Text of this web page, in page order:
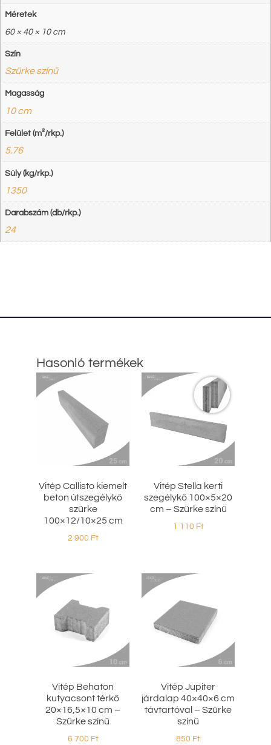
Méretek
60 × 40 × 10 cm
Szín
Szürke színű
Magasság
10 cm
Felület (m²/rkp.)
5.76
Súly (kg/rkp.)
1350
Darabszám (db/rkp.)
24
Hasonló termékek
Vitép Callisto kiemelt
beton útszegélykő
szürke
100×12/10×25 cm
2 900 Ft
Vitép Stella kerti
szegélykő 100×5×20
cm – Szürke színű
1 110 Ft
Vitép Behaton
kutyacsont térkő
20×16,5×10 cm –
Szürke színű
6 700 Ft
Vitép Jupiter
járdalap 40×40×6 cm
távtartóval – Szürke
színű
850 Ft